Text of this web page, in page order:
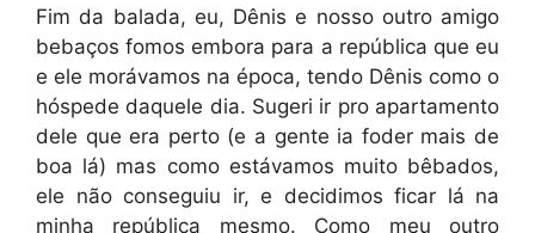
Fim da balada, eu, Dênis e nosso outro amigo
bebaços fomos embora para a república que eu
e ele morávamos na época, tendo Dênis como o
hóspede daquele dia. Sugeri ir pro apartamento
dele que era perto (e a gente ia foder mais de
boa lá) mas como estávamos muito bêbados,
ele não conseguiu ir, e decidimos ficar lá na
minha república mesmo. Como meu outro